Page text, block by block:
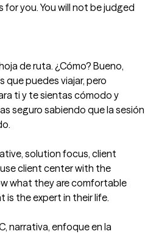
you. You will not be judged
de ruta. ¿Cómo? Bueno,
puedes viajar, pero
ti y te sientas cómodo y
seguro sabiendo que la sesión
solution focus, client
client center with the
what they are comfortable
is the expert in their life.
narrativa, enfoque en la